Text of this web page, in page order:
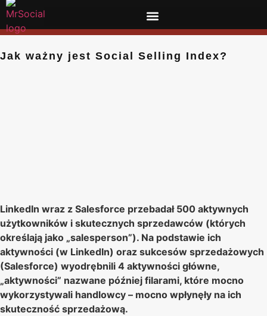
Jak ważny jest Social Selling Index?
LinkedIn wraz z Salesforce przebadał 500 aktywnych
użytkowników i skutecznych sprzedawców (których
określają jako „salesperson”). Na podstawie ich
aktywności (w LinkedIn) oraz sukcesów sprzedażowych
(Salesforce) wyodrębnili 4 aktywności główne,
„aktywności” nazwane później filarami, które mocno
wykorzystywali handlowcy – mocno wpłynęły na ich
skuteczność sprzedażową.